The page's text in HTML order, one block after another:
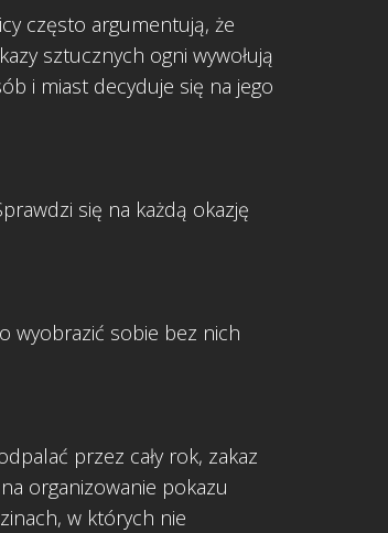
często argumentują, że
sztucznych ogni wywołują
i miast decyduje się na jego
się na każdą okazję
wyobrazić sobie bez nich
przez cały rok, zakaz
organizowanie pokazu
w których nie